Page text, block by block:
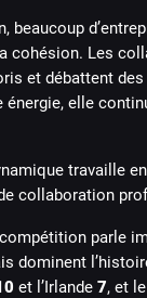
beaucoup
cohésion. Les
et débattent
énergie, elle
parle
dominent
et l’Irlande 7, et le